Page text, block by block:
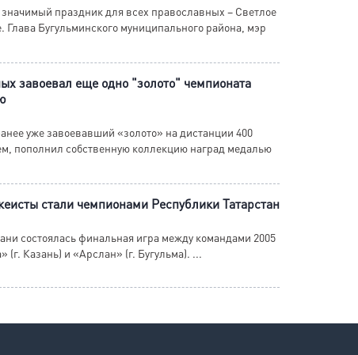
праздник для всех православных – Светлое
Глава Бугульминского муниципального района, мэр
завоевал еще одно "золото" чемпионата
уже завоевавший «золото» на дистанции 400
пополнил собственную коллекцию наград медалью
стали чемпионами Республики Татарстан
состоялась финальная игра между командами 2005
(г. Казань) и «Арслан» (г. Бугульма). ...